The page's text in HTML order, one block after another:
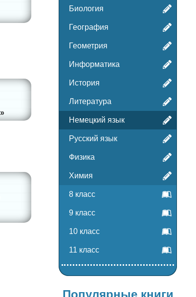
Биология
География
Геометрия
Информатика
История
Литература
Немецкий язык
Русский язык
Физика
Химия
8 класс
9 класс
10 класс
11 класс
Популярные книги